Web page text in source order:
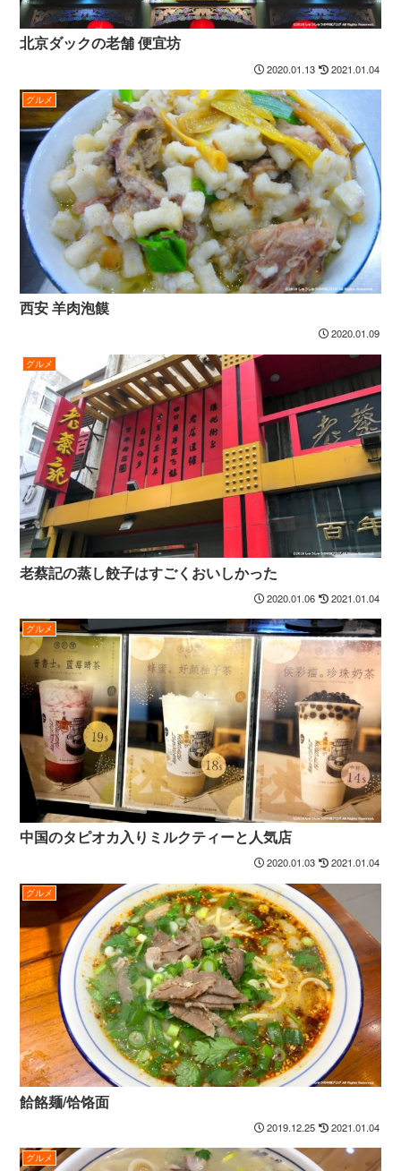
北京ダックの老舗 便宜坊
2020.01.13 2021.01.04
グルメ
西安 羊肉泡饃
2020.01.09
グルメ
老蔡記の蒸し餃子はすごくおいしかった
2020.01.06 2021.01.04
グルメ
中国のタピオカ入りミルクティーと人気店
2020.01.03 2021.01.04
グルメ
餄餎麺/饸饹面
2019.12.25 2021.01.04
グルメ